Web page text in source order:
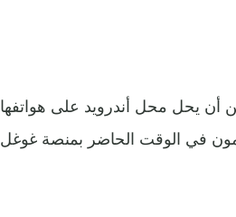
أن يحل محل أندرويد على هواتفها